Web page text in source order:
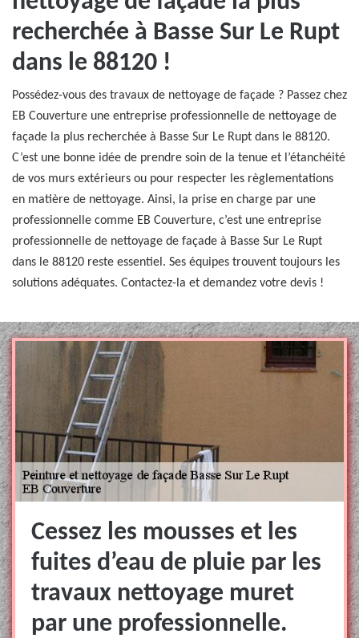
recherchée à Basse Sur Le Rupt
dans le 88120 !
Possédez-vous des travaux de nettoyage de façade ? Passez chez
EB Couverture une entreprise professionnelle de nettoyage de
façade la plus recherchée à Basse Sur Le Rupt dans le 88120.
C’est une bonne idée de prendre soin de la tenue et l’étanchéité
de vos murs extérieurs ou pour respecter les règlementations
en matière de nettoyage. Ainsi, la prise en charge par une
professionnelle comme EB Couverture, c’est une entreprise
professionnelle de nettoyage de façade à Basse Sur Le Rupt
dans le 88120 reste essentiel. Ses équipes trouvent toujours les
solutions adéquates. Contactez-la et demandez votre devis !
Cessez les mousses et les
fuites d’eau de pluie par les
travaux nettoyage muret
par une professionnelle.